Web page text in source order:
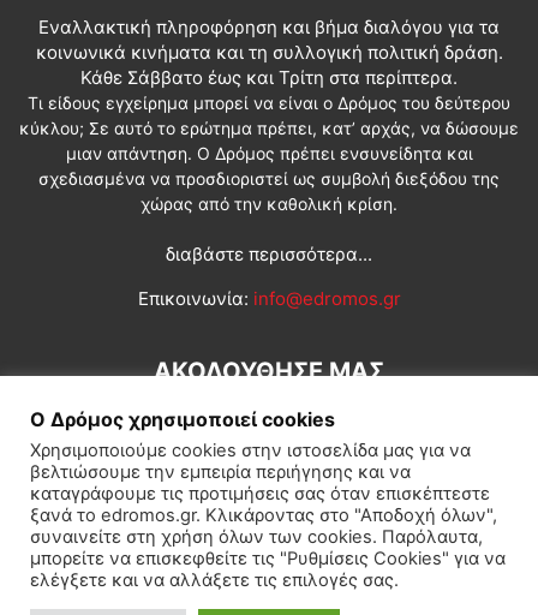
Εναλλακτική πληροφόρηση και βήμα διαλόγου για τα
κοινωνικά κινήματα και τη συλλογική πολιτική δράση.
Κάθε Σάββατο έως και Τρίτη στα περίπτερα.
Τι είδους εγχείρημα μπορεί να είναι ο Δρόμος του δεύτερου
κύκλου; Σε αυτό το ερώτημα πρέπει, κατ’ αρχάς, να δώσουμε
μιαν απάντηση. Ο Δρόμος πρέπει ενσυνείδητα και
σχεδιασμένα να προσδιοριστεί ως συμβολή διεξόδου της
χώρας από την καθολική κρίση.
διαβάστε περισσότερα...
Επικοινωνία: info@edromos.gr
ΑΚΟΛΟΥΘΗΣΕ ΜΑΣ
Εγγραφή συνδρομητή Πολιτική Διεθνή Κοινωνία
Πολιτισμός Αφιερώματα
Ο Δρόμος χρησιμοποιεί cookies
Χρησιμοποιούμε cookies στην ιστοσελίδα μας για να
βελτιώσουμε την εμπειρία περιήγησης και να
καταγράφουμε τις προτιμήσεις σας όταν επισκέπτεστε
ξανά το edromos.gr. Κλικάροντας στο "Αποδοχή όλων",
συναινείτε στη χρήση όλων των cookies. Παρόλαυτα,
μπορείτε να επισκεφθείτε τις "Ρυθμίσεις Cookies" για να
ελέγξετε και να αλλάξετε τις επιλογές σας.